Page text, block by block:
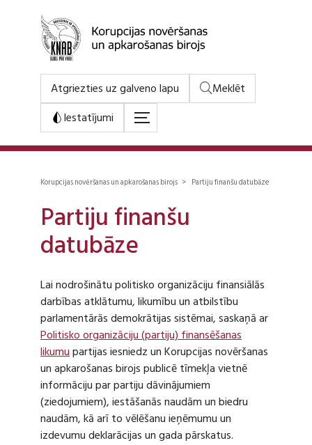
Atgriezties uz galveno lapu
Meklēt
Iestatījumi
Korupcijas novēršanas un apkarošanas birojs > Partiju finanšu datubāze
Partiju finanšu
datubāze
Lai nodrošinātu politisko organizāciju finansiālās
darbības atklātumu, likumību un atbilstību
parlamentārās demokrātijas sistēmai, saskaņā ar
Politisko organizāciju (partiju) finansēšanas
likumupartijas iesniedz un Korupcijas novēršanas
un apkarošanas birojs publicē tīmekļa vietnē
informāciju par partiju dāvinājumiem
(ziedojumiem), iestāšanās naudām un biedru
naudām, kā arī to vēlēšanu ieņēmumu un
izdevumu deklarācijas un gada pārskatus.